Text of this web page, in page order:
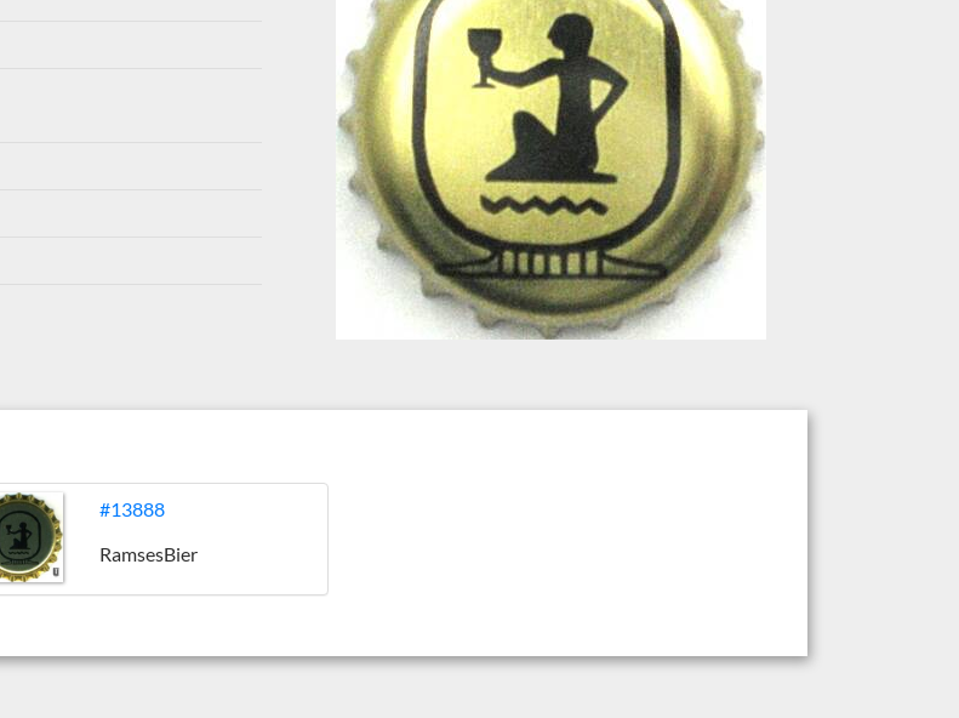
#13888
RamsesBier